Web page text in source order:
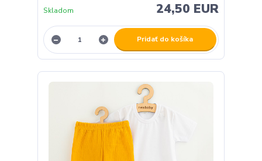
24,50 EUR
Skladom
Pridať do košíka